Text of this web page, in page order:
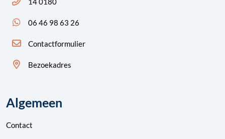
App ons: 06 46 98 63 26 (WhatsApp)
06 46 98 63 26
Contactformulier
Bezoekadres
Algemeen
Contact